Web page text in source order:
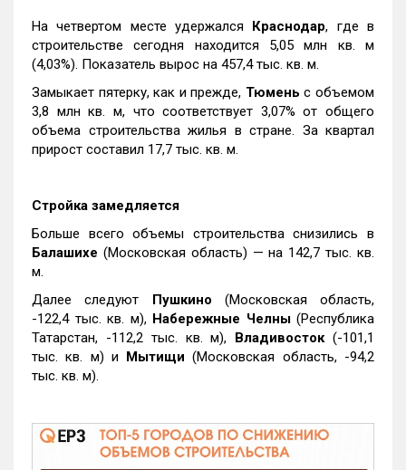
На четвертом месте удержался Краснодар, где в
строительстве сегодня находится 5,05 млн кв. м
(4,03%). Показатель вырос на 457,4 тыс. кв. м.
Замыкает пятерку, как и прежде, Тюмень с объемом
3,8 млн кв. м, что соответствует 3,07% от общего
объема строительства жилья в стране. За квартал
прирост составил 17,7 тыс. кв. м.
Стройка замедляется
Больше всего объемы строительства снизились в
Балашихе (Московская область) — на 142,7 тыс. кв.
м.
Далее следуют Пушкино (Московская область,
-122,4 тыс. кв. м), Набережные Челны(Республика
Татарстан, -112,2 тыс. кв. м), Владивосток(-101,1
тыс. кв. м) и Мытищи (Московская область, -94,2
тыс. кв. м).